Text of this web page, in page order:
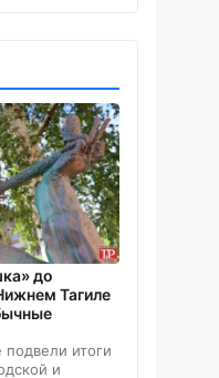
до
Тагиле
подвели итоги
и